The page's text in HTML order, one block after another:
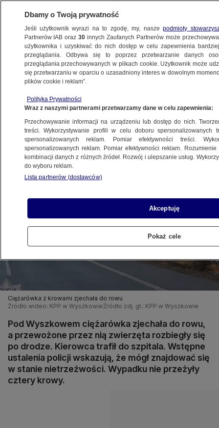
WARSZAWA
OKOLICE
Kierowca trafił do szpitala
16.01.2025, 08:49
Udostępnij
Ciężarówka z krowami zjechała do rowu
Źródło wideo: KPP w Wyszkowie Źródło zdj. gł.: KPP w Wyszkowie
Pod Wyszkowem ciężarówka zjechała do rowu,
a przewożone przez nią zwierzęta rozbiegły się
po drodze. Kierowca trafił do szpitala. Wstępne
ustalenia policji wskazują, że mógł znajdować się
w stanie nietrzeźwości. Wypadku nie przeżyły
cztery krowy.
Dbamy o Twoją prywatność
Jeśli użytkownik wyrazi na to zgodę, my, naszepodmioty
Partnerów IAB oraz30 innych Zaufanych Partnerów może
użytkownika i uzyskiwać do nich dostęp w celu zapewnienia
przeglądania. Odbywa się to poprzez przetwarzanie danych
przeglądania przechowywanych w plikach cookie. Użytkownik może
się przetwarzaniu w oparciu o uzasadniony interes w dowolnym
plików cookie i reklam”.
Polityka Prywatności
Wraz z naszymi partnerami przetwarzamy dane w celu zapewnienia:
Przechowywanie informacji na urządzeniu lub dostęp do nich.
treści. Wykorzystywanie profili w celu doboru spersonalizowanych
spersonalizowanych reklam. Pomiar efektywności treści.
spersonalizowanych reklam. Pomiar efektywności reklam.
kombinacji danych z różnych źródeł. Rozwój i ulepszanie usług.
do wyboru reklam.
Lista partnerów (dostawców)
Akceptuję
Pokaż cele